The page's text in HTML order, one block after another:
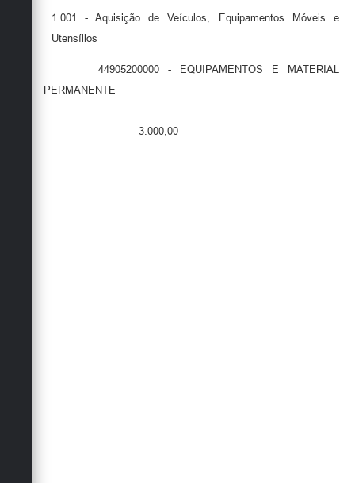
1.001 - Aquisição de Veículos, Equipamentos Móveis e
Utensílios
44905200000 - EQUIPAMENTOS E MATERIAL
PERMANENTE
3.000,00